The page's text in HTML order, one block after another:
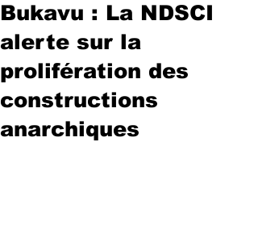
Bukavu : La NDSCI
alerte sur la
prolifération des
constructions
anarchiques